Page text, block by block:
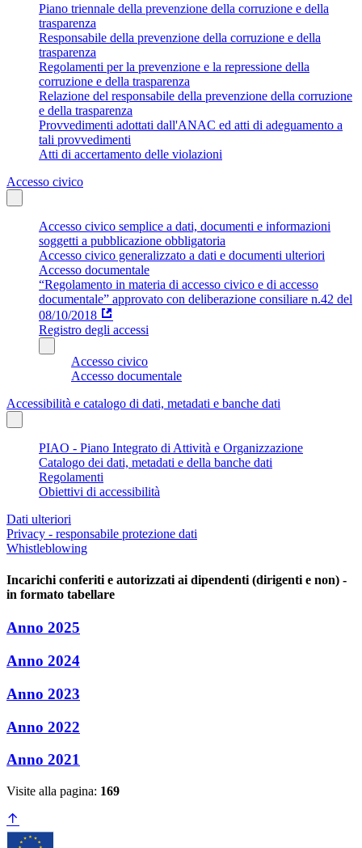
Piano triennale della prevenzione della corruzione e della
trasparenza
Responsabile della prevenzione della corruzione e della
trasparenza
Regolamenti per la prevenzione e la repressione della
corruzione e della trasparenza
Relazione del responsabile della prevenzione della corruzione
e della trasparenza
Provvedimenti adottati dall'ANAC ed atti di adeguamento a
tali provvedimenti
Atti di accertamento delle violazioni
Accesso civico
Accesso civico semplice a dati, documenti e informazioni
soggetti a pubblicazione obbligatoria
Accesso civico generalizzato a dati e documenti ulteriori
Accesso documentale
“Regolamento in materia di accesso civico e di accesso
documentale” approvato con deliberazione consiliare n.42 del
08/10/2018
Registro degli accessi
Accesso civico
Accesso documentale
Accessibilità e catalogo di dati, metadati e banche dati
PIAO - Piano Integrato di Attività e Organizzazione
Catalogo dei dati, metadati e della banche dati
Regolamenti
Obiettivi di accessibilità
Dati ulteriori
Privacy - responsabile protezione dati
Whistleblowing
Incarichi conferiti e autorizzati ai dipendenti (dirigenti e non) -
in formato tabellare
Anno 2025
Anno 2024
Anno 2023
Anno 2022
Anno 2021
Visite alla pagina: 169